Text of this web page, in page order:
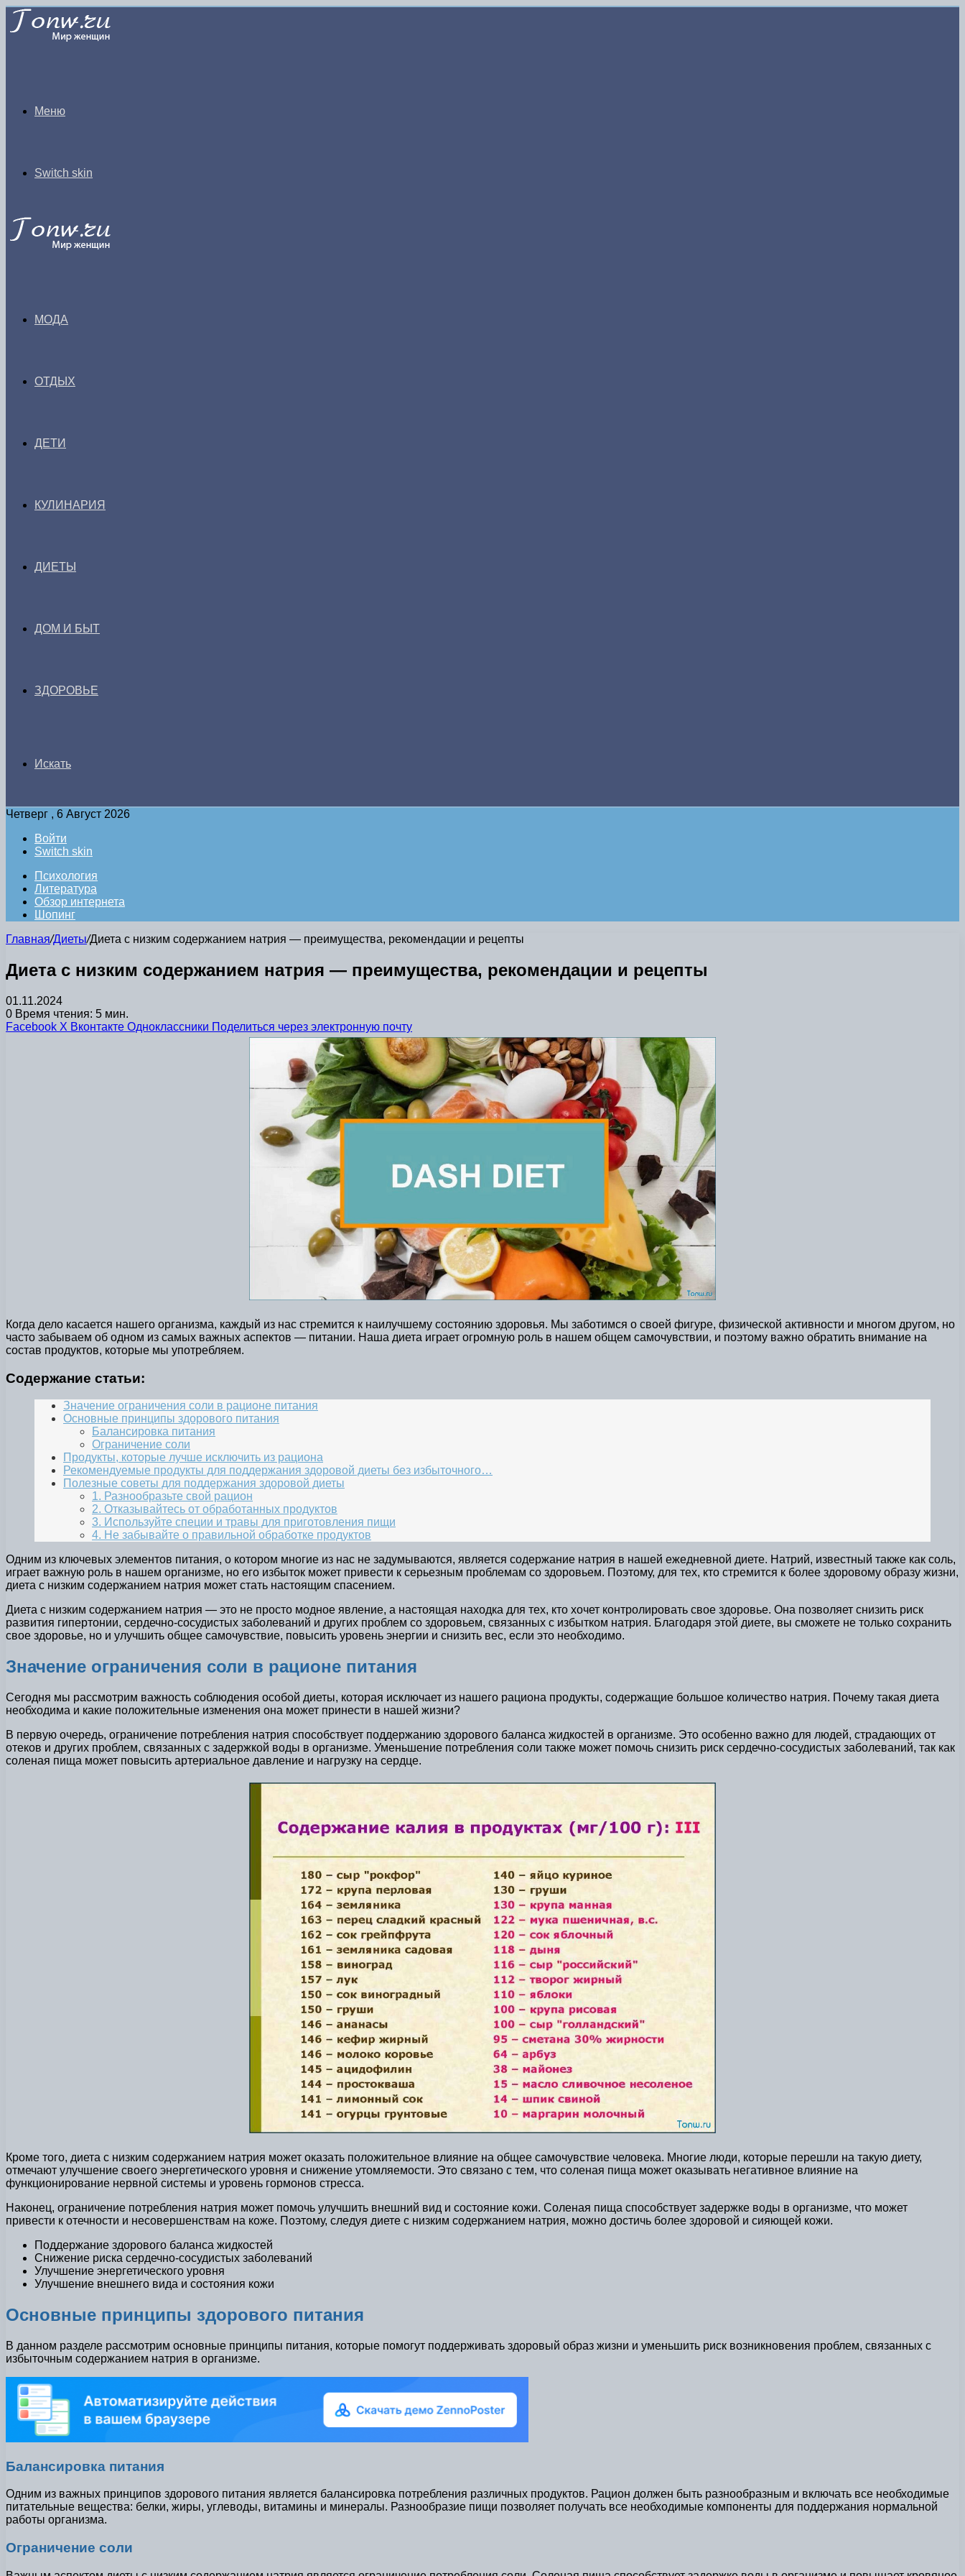
Меню
Switch skin
МОДА
ОТДЫХ
ДЕТИ
КУЛИНАРИЯ
ДИЕТЫ
ДОМ И БЫТ
ЗДОРОВЬЕ
Искать
Четверг , 6 Август 2026
Войти
Switch skin
Психология
Литература
Обзор интернета
Шопинг
Главная/Диеты/Диета с низким содержанием натрия — преимущества, рекомендации и рецепты
Диета с низким содержанием натрия — преимущества, рекомендации и рецепты
01.11.2024
0 Время чтения: 5 мин.
Facebook X Вконтакте Одноклассники Поделиться через электронную почту
Когда дело касается нашего организма, каждый из нас стремится к наилучшему состоянию здоровья. Мы заботимся о своей фигуре, физической активности и многом другом, но
часто забываем об одном из самых важных аспектов — питании. Наша диета играет огромную роль в нашем общем самочувствии, и поэтому важно обратить внимание на
состав продуктов, которые мы употребляем.
Содержание статьи:
Значение ограничения соли в рационе питания
Основные принципы здорового питания
Балансировка питания
Ограничение соли
Продукты, которые лучше исключить из рациона
Рекомендуемые продукты для поддержания здоровой диеты без избыточного…
Полезные советы для поддержания здоровой диеты
1. Разнообразьте свой рацион
2. Отказывайтесь от обработанных продуктов
3. Используйте специи и травы для приготовления пищи
4. Не забывайте о правильной обработке продуктов
Одним из ключевых элементов питания, о котором многие из нас не задумываются, является содержание натрия в нашей ежедневной диете. Натрий, известный также как соль,
играет важную роль в нашем организме, но его избыток может привести к серьезным проблемам со здоровьем. Поэтому, для тех, кто стремится к более здоровому образу жизни,
диета с низким содержанием натрия может стать настоящим спасением.
Диета с низким содержанием натрия — это не просто модное явление, а настоящая находка для тех, кто хочет контролировать свое здоровье. Она позволяет снизить риск
развития гипертонии, сердечно-сосудистых заболеваний и других проблем со здоровьем, связанных с избытком натрия. Благодаря этой диете, вы сможете не только сохранить
свое здоровье, но и улучшить общее самочувствие, повысить уровень энергии и снизить вес, если это необходимо.
Значение ограничения соли в рационе питания
Сегодня мы рассмотрим важность соблюдения особой диеты, которая исключает из нашего рациона продукты, содержащие большое количество натрия. Почему такая диета
необходима и какие положительные изменения она может принести в нашей жизни?
В первую очередь, ограничение потребления натрия способствует поддержанию здорового баланса жидкостей в организме. Это особенно важно для людей, страдающих от
отеков и других проблем, связанных с задержкой воды в организме. Уменьшение потребления соли также может помочь снизить риск сердечно-сосудистых заболеваний, так как
соленая пища может повысить артериальное давление и нагрузку на сердце.
Кроме того, диета с низким содержанием натрия может оказать положительное влияние на общее самочувствие человека. Многие люди, которые перешли на такую диету,
отмечают улучшение своего энергетического уровня и снижение утомляемости. Это связано с тем, что соленая пища может оказывать негативное влияние на
функционирование нервной системы и уровень гормонов стресса.
Наконец, ограничение потребления натрия может помочь улучшить внешний вид и состояние кожи. Соленая пища способствует задержке воды в организме, что может
привести к отечности и несовершенствам на коже. Поэтому, следуя диете с низким содержанием натрия, можно достичь более здоровой и сияющей кожи.
Поддержание здорового баланса жидкостей
Снижение риска сердечно-сосудистых заболеваний
Улучшение энергетического уровня
Улучшение внешнего вида и состояния кожи
Основные принципы здорового питания
В данном разделе рассмотрим основные принципы питания, которые помогут поддерживать здоровый образ жизни и уменьшить риск возникновения проблем, связанных с
избыточным содержанием натрия в организме.
Балансировка питания
Одним из важных принципов здорового питания является балансировка потребления различных продуктов. Рацион должен быть разнообразным и включать все необходимые
питательные вещества: белки, жиры, углеводы, витамины и минералы. Разнообразие пищи позволяет получать все необходимые компоненты для поддержания нормальной
работы организма.
Ограничение соли